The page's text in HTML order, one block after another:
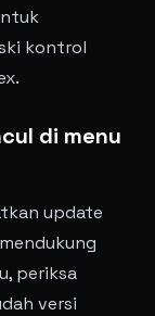
kontrol
di menu
update
periksa
versi